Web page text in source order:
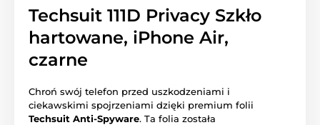
Techsuit 111D Privacy Szkło
hartowane, iPhone Air,
czarne
Chroń swój telefon przed uszkodzeniami i
ciekawskimi spojrzeniami dzięki premium folii
Techsuit Anti-Spyware. Ta folia została